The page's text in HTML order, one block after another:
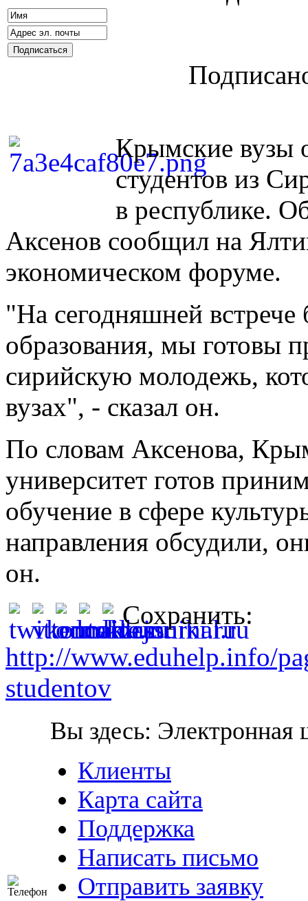
Крымские вузы
студентов из
в республике.
Аксенов сообщил на
экономическом форуме.
"На сегодняшней
образования, мы готовы
сирийскую молодежь,
вузах", - сказал он.
По словам Аксенова,
университет готов
обучение в сфере
направления обсудили,
он.
Сохранить:
http://www.eduhelp.info/
studentov
Вы здесь: Электронная
Клиенты
Карта сайта
Поддержка
Написать письмо
Отправить заявку